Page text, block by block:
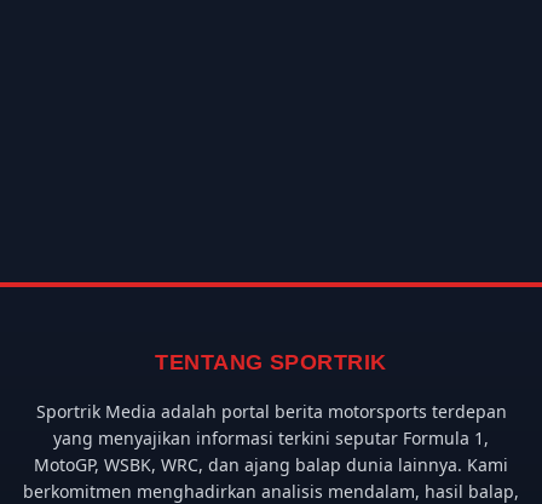
TENTANG SPORTRIK
Sportrik Media adalah portal berita motorsports terdepan
yang menyajikan informasi terkini seputar Formula 1,
MotoGP, WSBK, WRC, dan ajang balap dunia lainnya. Kami
berkomitmen menghadirkan analisis mendalam, hasil balap,